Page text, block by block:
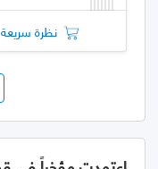
نظرة سريعة